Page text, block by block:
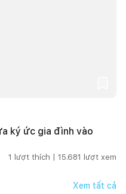
ký ức gia đình vào
1 lượt thích | 15.681 lượt xem
Xem tất cả